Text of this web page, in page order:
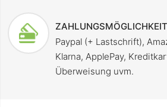
Paypal (+ Lastschrift),
Klarna, ApplePay,
Überweisung uvm.